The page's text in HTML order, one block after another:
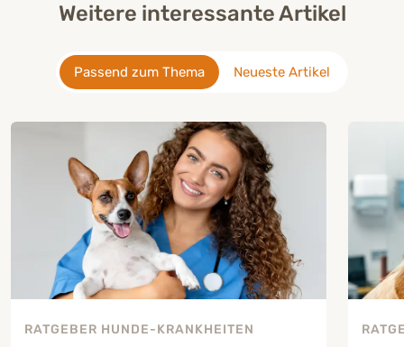
Weitere interessante Artikel
Passend zum Thema Neueste Artikel
RATGEBER HUNDE-KRANKHEITEN